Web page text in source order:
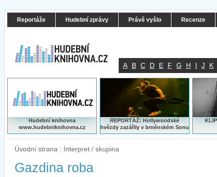
Reportáže Hudební zprávy Právě vyšlo Recenze
A B C D E F G H I J K
Hudební knihovna
www.hudebniknihovna.cz
REPORTÁŽ: Hollywoodské
hvězdy zazářily v brněnském Sonu
Úvodní strana | Interpret / skupina
Gazdina roba